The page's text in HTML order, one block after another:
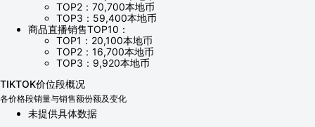
TOP2：70,700本地币
TOP3：59,400本地币
商品直播销售TOP10：
TOP1：20,100本地币
TOP2：16,700本地币
TOP3：9,920本地币
TIKTOK价位段概况
各价格段销量与销售额份额及变化
未提供具体数据